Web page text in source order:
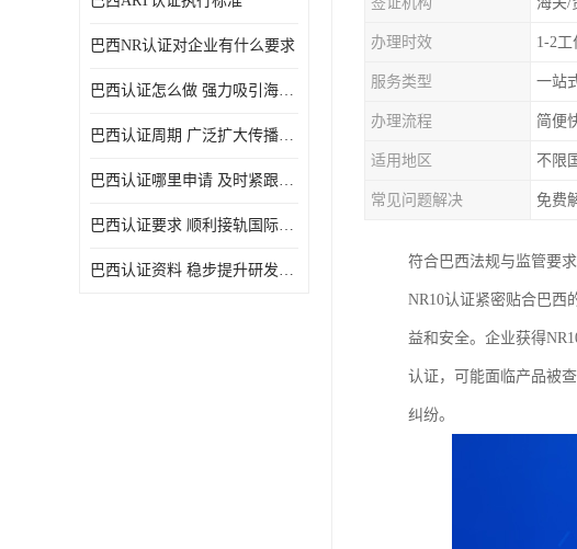
巴西NR认证对企业有什么要求
巴西认证怎么做 强力吸引海外投资
巴西认证周期 广泛扩大传播范围
巴西认证哪里申请 及时紧跟法规变化
巴西认证要求 顺利接轨国际规范
巴西认证资料 稳步提升研发能力
办理时效 1-2工
服务类型 一站
办理流程 简便
适用地区 不限
常见问题解决 免费
符合巴西法规与监管要求
NR10认证紧密贴合巴西
益和安全。企业获得
认证，可能面临产品被
纠纷。